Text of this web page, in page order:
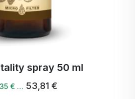
spray 50 ml
€ … 53,81 €